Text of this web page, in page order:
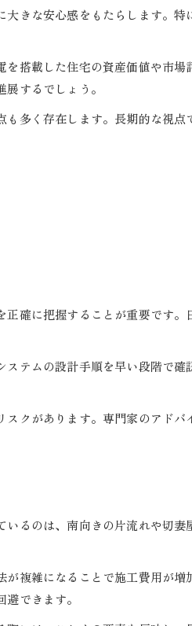
きな安心感をもたらします。
搭載した住宅の資産価値や市
するでしょう。
多く存在します。長期的な視
確に把握することが重要です
テムの設計手順を早い段階で
クがあります。専門家のアド
るのは、南向きの片流れや切
複雑になることで施工費用が
できます。